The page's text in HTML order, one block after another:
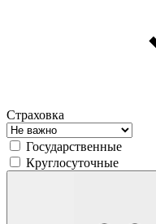
Страховка
Государственные
Круглосуточные